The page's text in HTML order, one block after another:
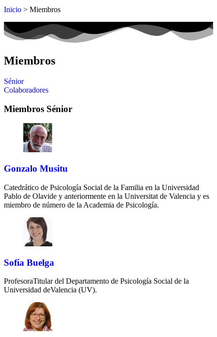
Inicio > Miembros
Miembros
Sénior
Colaboradores
Miembros Sénior
Gonzalo Musitu
Catedrático de Psicología Social de la Familia en la Universidad
Pablo de Olavide y anteriormente en la Universitat de Valencia y es
miembro de número de la Academia de Psicología.
Sofía Buelga
ProfesoraTitular del Departamento de Psicología Social de la
Universidad deValencia (UV).